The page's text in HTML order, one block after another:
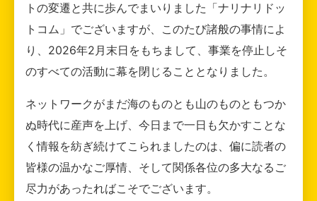
トの変遷と共に歩んでまいりました「ナリナリドッ
トコム」でございますが、このたび諸般の事情によ
り、2026年2月末日をもちまして、事業を停止しそ
のすべての活動に幕を閉じることとなりました。
ネットワークがまだ海のものとも山のものともつか
ぬ時代に産声を上げ、今日まで一日も欠かすことな
く情報を紡ぎ続けてこられましたのは、偏に読者の
皆様の温かなご厚情、そして関係各位の多大なるご
尽力があったればこそでございます。